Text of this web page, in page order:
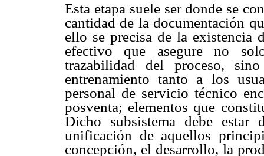
Esta etapa suele ser donde se
cantidad de la documentación
ello se precisa de la existencia
efectivo que asegure no
trazabilidad del proceso,
entrenamiento tanto a los
personal de servicio técnico
posventa; elementos que
Dicho subsistema debe estar
unificación de aquellos
concepción, el desarrollo, la